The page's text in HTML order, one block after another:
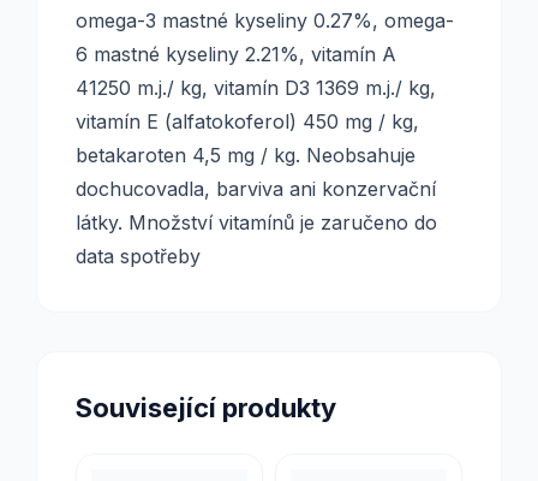
omega-3 mastné kyseliny 0.27%, omega-
6 mastné kyseliny 2.21%, vitamín A
41250 m.j./ kg, vitamín D3 1369 m.j./ kg,
vitamín E (alfatokoferol) 450 mg / kg,
betakaroten 4,5 mg / kg. Neobsahuje
dochucovadla, barviva ani konzervační
látky. Množství vitamínů je zaručeno do
data spotřeby
Související produkty